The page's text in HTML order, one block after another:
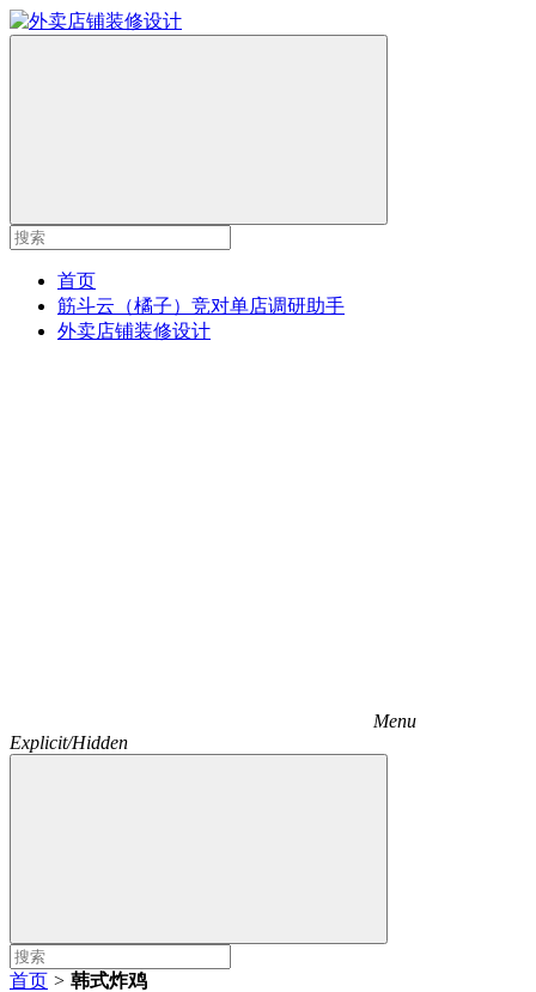
首页
筋斗云（橘子）竞对单店调研助手
外卖店铺装修设计
Menu
Explicit/Hidden
首页 > 韩式炸鸡